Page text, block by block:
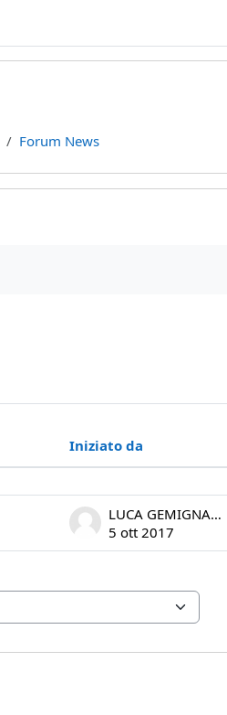
Forum News
Iniziato da
LUCA GEMIGNANI
5 ott 2017